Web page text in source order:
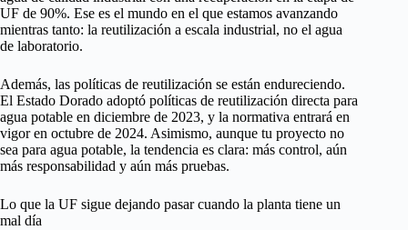
UF de 90%. Ese es el mundo en el que estamos avanzando
mientras tanto: la reutilización a escala industrial, no el agua
de laboratorio.
Además, las políticas de reutilización se están endureciendo.
El Estado Dorado adoptó políticas de reutilización directa para
agua potable en diciembre de 2023, y la normativa entrará en
vigor en octubre de 2024. Asimismo, aunque tu proyecto no
sea para agua potable, la tendencia es clara: más control, aún
más responsabilidad y aún más pruebas.
Lo que la UF sigue dejando pasar cuando la planta tiene un
mal día